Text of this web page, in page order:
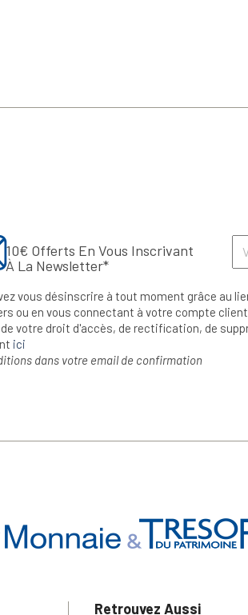
10€ Offerts En Vous Inscrivant
À La Newsletter*
vous désinscrire à tout moment grâce au
ou en vous connectant à votre compte
de votre droit d'accès, de rectification, de
ici
dans votre email de confirmation
Retrouvez Aussi